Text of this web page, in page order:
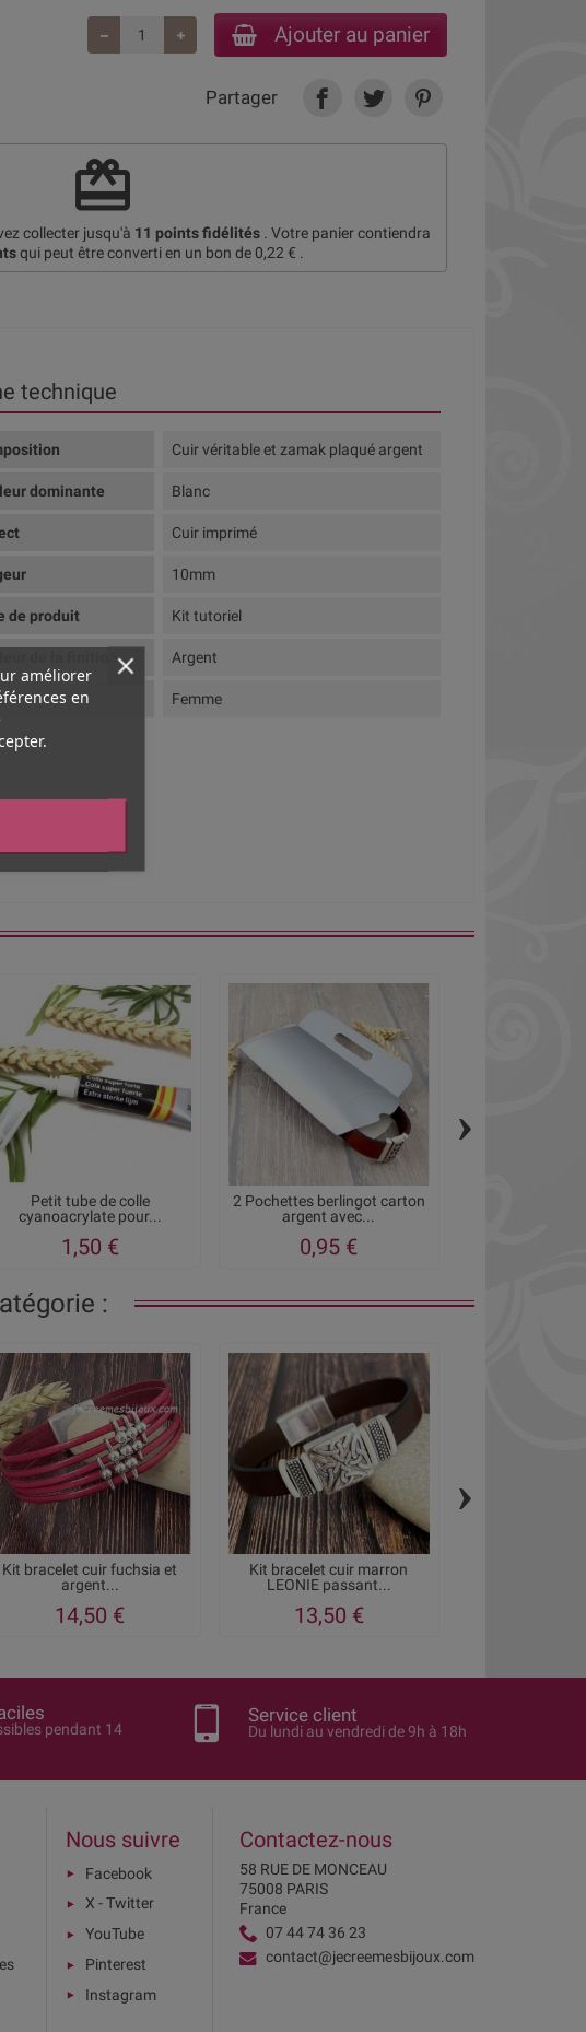
Ajouter au panier
Partager
redeem
collecter jusqu'à 11 points fidélités . Votre panier contiendra
qui peut être converti en un bon de 0,22 € .
technique
Cuir véritable et zamak plaqué argent
dominante Blanc
Cuir imprimé
10mm
de produit Kit tutoriel
Argent
Femme
Petit tube de colle
cyanoacrylate pour...
1,50 €
2 Pochettes berlingot carton
argent avec...
0,95 €
›
:
Kit bracelet cuir fuchsia et
argent...
14,50 €
Kit bracelet cuir marron
LEONIE passant...
13,50 €
›
pendant 14
Service client
Du lundi au vendredi de 9h à 18h
Nous suivre
Facebook
X - Twitter
YouTube
Pinterest
Instagram
Contactez-nous
58 RUE DE MONCEAU
75008 PARIS
France
07 44 74 36 23
contact@jecreemesbijoux.com
améliorer
en